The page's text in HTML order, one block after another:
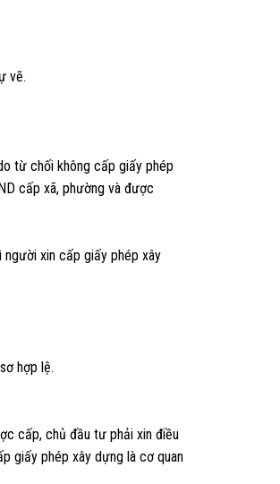
vẽ.
từ chối không cấp giấy phép
cấp xã, phường và được
xin cấp giấy phép xây
hợp lệ.
cấp, chủ đầu tư phải xin điều
giấy phép xây dựng là cơ quan